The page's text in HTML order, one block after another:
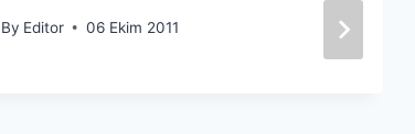
By Editor 06 Ekim 2011